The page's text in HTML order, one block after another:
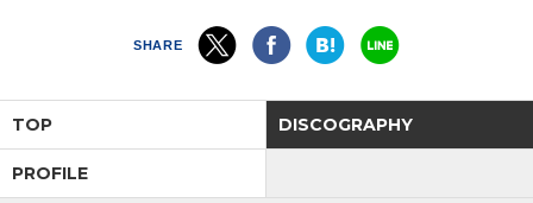
SHARE
TOP DISCOGRAPHY
PROFILE